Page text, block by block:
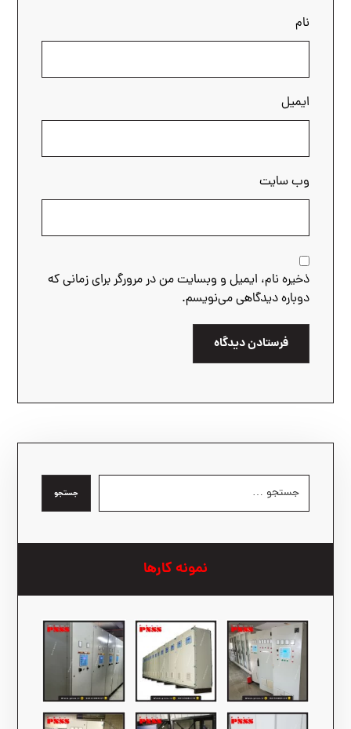
نام
ایمیل
وب‌ سایت
ذخیره نام، ایمیل و وبسایت من در مرورگر برای زمانی که
دوباره دیدگاهی می‌نویسم.
فرستادن دیدگاه
جستجو
نمونه کارها